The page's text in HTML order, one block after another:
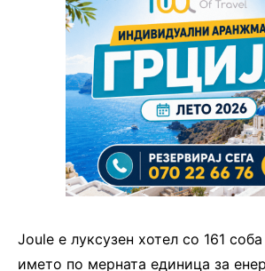
Joule е луксузен хотел со 161
името по мерната единица за